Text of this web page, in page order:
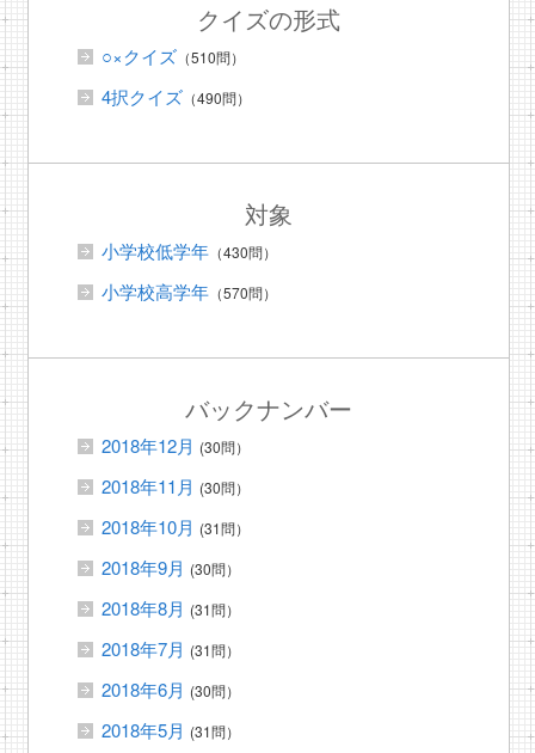
クイズの形式
○×クイズ（510問）
4択クイズ（490問）
対象
小学校低学年（430問）
小学校高学年（570問）
バックナンバー
2018年12月 (30問）
2018年11月 (30問）
2018年10月 (31問）
2018年9月 (30問）
2018年8月 (31問）
2018年7月 (31問）
2018年6月 (30問）
2018年5月 (31問）